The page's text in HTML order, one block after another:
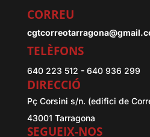
CORREU
TELÈFONS
640 223 512 - 640 936 299
DIRECCIÓ
Pç Corsini s/n. (edifici de
43001 Tarragona
SEGUEIX-NOS